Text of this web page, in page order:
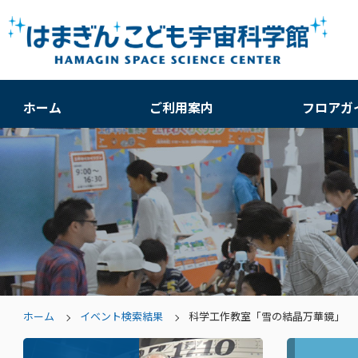
ホーム ご利用案内 フロアガ
ホーム イベント検索結果 科学工作教室「雪の結晶万華鏡」